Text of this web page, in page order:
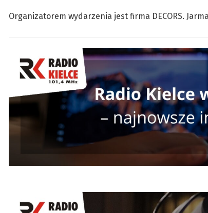
Organizatorem wydarzenia jest firma DECORS.